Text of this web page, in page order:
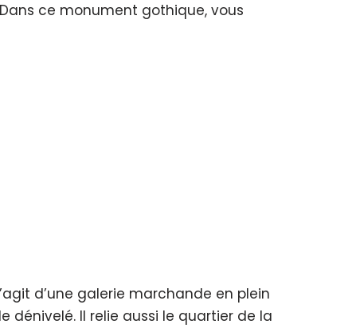
ce monument gothique, vous
d’une galerie marchande en plein
dénivelé. Il relie aussi le quartier de la